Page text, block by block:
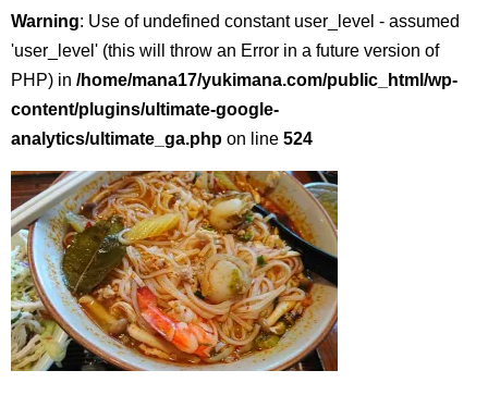
Warning: Use of undefined constant user_level - assumed
'user_level' (this will throw an Error in a future version of
PHP) in /home/mana17/yukimana.com/public_html/wp-
content/plugins/ultimate-google-
analytics/ultimate_ga.php on line 524